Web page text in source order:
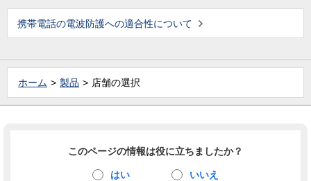
携帯電話の電波防護への適合性について
ホーム 製品 店舗の選択
このページの情報は役に立ちましたか？
はい いいえ